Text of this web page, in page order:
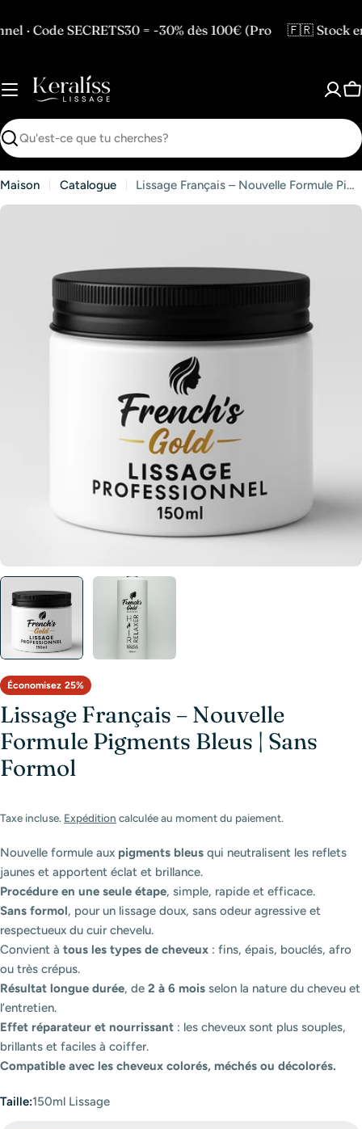
au
= -30% dès 100€ (Pro 🇫🇷 Stock en France
Recherche
Maison Catalogue Lissage Français – Nouvelle Formule Pigments Bleus | Sans Formol
le média 0 en mode modal
Économisez 25%
Lissage Français – Nouvelle
Formule Pigments Bleus | Sans
Formol
Taxe incluse. Expédition calculée au moment du paiement.
Nouvelle formule aux pigments bleus qui neutralisent les reflets
jaunes et apportent éclat et brillance.
Procédure en une seule étape, simple, rapide et efficace.
Sans formol, pour un lissage doux, sans odeur agressive et
respectueux du cuir chevelu.
Convient à tous les types de cheveux : fins, épais, bouclés, afro
ou très crépus.
Résultat longue durée, de 2 à 6 mois selon la nature du cheveu et
l’entretien.
Effet réparateur et nourrissant : les cheveux sont plus souples,
brillants et faciles à coiffer.
Compatible avec les cheveux colorés, méchés ou décolorés.
Taille:150ml Lissage